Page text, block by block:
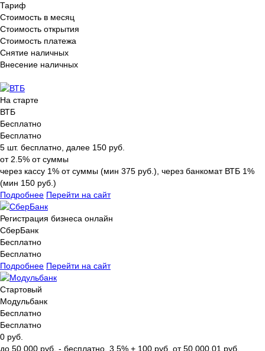
Тариф
Стоимость в месяц
Стоимость открытия
Стоимость платежа
Снятие наличных
Внесение наличных
На старте
ВТБ
Бесплатно
Бесплатно
5 шт. бесплатно, далее 150 руб.
от 2.5% от суммы
через кассу 1% от суммы (мин 375 руб.), через банкомат ВТБ 1%
(мин 150 руб.)
Подробнее Перейти на сайт
Регистрация бизнеса онлайн
СберБанк
Бесплатно
Бесплатно
Подробнее Перейти на сайт
Стартовый
Модульбанк
Бесплатно
Бесплатно
0 руб.
до 50 000 руб. - бесплатно, 3,5% + 100 руб. от 50 000,01 руб.